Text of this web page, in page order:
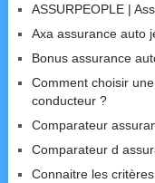
ASSURPEOPLE |
Axa assurance auto
Bonus assurance
Comment choisir
conducteur ?
Comparateur
Comparateur d
Connaitre les